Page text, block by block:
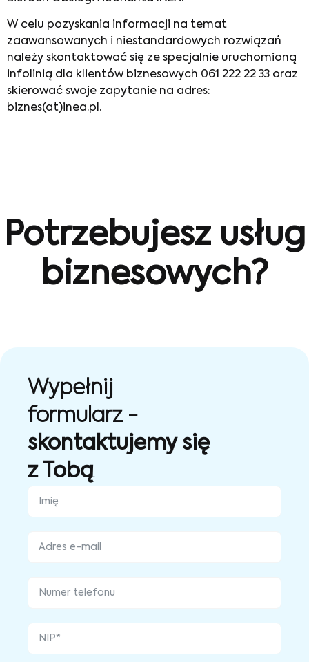
W celu pozyskania informacji na temat
zaawansowanych i niestandardowych rozwiązań
należy skontaktować się ze specjalnie uruchomioną
infolinią dla klientów biznesowych 061 222 22 33 oraz
skierować swoje zapytanie na adres:
biznes(at)inea.pl.
Potrzebujesz usług
biznesowych?
Wypełnij
formularz -
skontaktujemy się
z Tobą